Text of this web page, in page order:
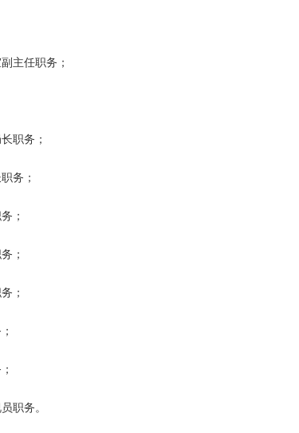
主任职务；
职务；
务；
；
；
；
职务。